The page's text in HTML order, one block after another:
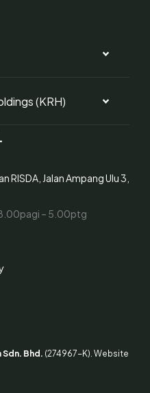
(KRH)
Jalan Ampang Ulu 3,
– 5.00ptg
Sdn. Bhd. (274967-K). Website